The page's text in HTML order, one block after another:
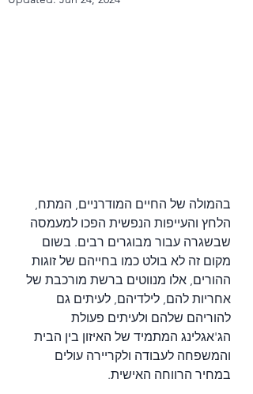
בהמולה של החיים המודרניים, המתח,
הלחץ והעייפות הנפשית הפכו למעמסה
שבשגרה עבור מבוגרים רבים. בשום
מקום זה לא בולט כמו בחייהם של זוגות
ההורים, אלו מנווטים ברשת מורכבת של
אחריות להם, לילדיהם, לעיתים גם
להוריהם שלהם ולעיתים פעולת
הג'אגלינג המתמיד של האיזון בין הבית
והמשפחה לעבודה ולקריירה עולים
במחיר הרווחה האישית.